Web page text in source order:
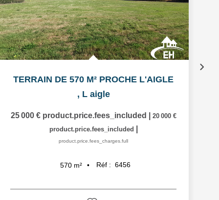
TERRAIN DE 570 M² PROCHE L'AIGLE
, L aigle
25 000 € product.price.fees_included
20 000 €
product.price.fees_included
product.price.fees_charges.full
570 m² Réf : 6456